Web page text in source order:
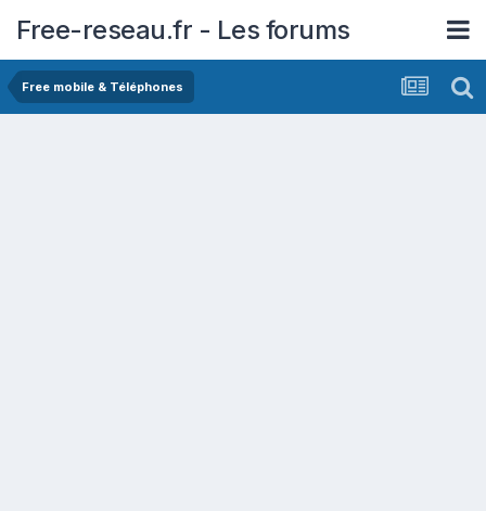
Free-reseau.fr - Les forums
Free mobile & Téléphones